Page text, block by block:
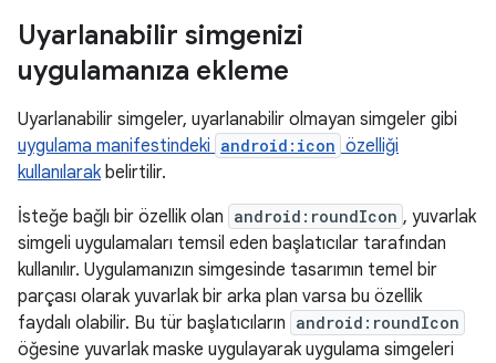
Uyarlanabilir simgenizi
uygulamanıza ekleme
Uyarlanabilir simgeler, uyarlanabilir olmayan simgeler gibi
uygulama manifestindeki android:icon özelliği
kullanılarakbelirtilir.
İsteğe bağlı bir özellik olan android:roundIcon , yuvarlak
simgeli uygulamaları temsil eden başlatıcılar tarafından
kullanılır. Uygulamanızın simgesinde tasarımın temel bir
parçası olarak yuvarlak bir arka plan varsa bu özellik
faydalı olabilir. Bu tür başlatıcıların android:roundIcon
öğesine yuvarlak maske uygulayarak uygulama simgeleri